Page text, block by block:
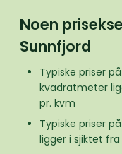
Noen
Sunnfjord
Typiske priser
kvadratmeter
pr. kvm
Typiske priser
ligger i sjiktet